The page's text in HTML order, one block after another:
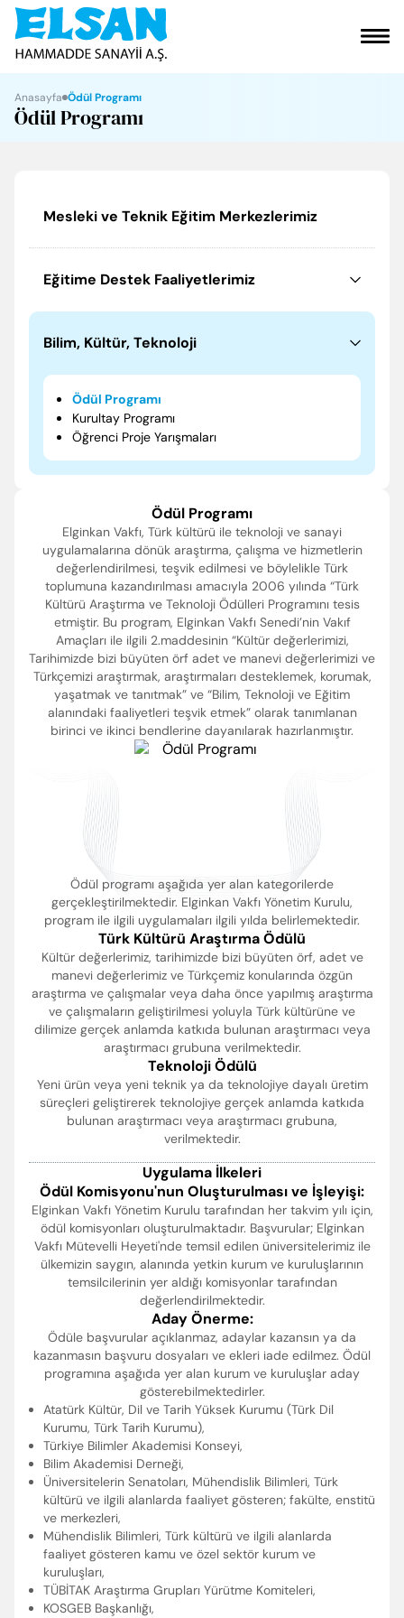
ELGİNKAN
İLETİŞİM
Anasayfa Ödül Programı
Ödül Programı
Mesleki ve Teknik Eğitim Merkezlerimiz
Eğitime Destek Faaliyetlerimiz
Bilim, Kültür, Teknoloji
Ödül Programı
Kurultay Programı
Öğrenci Proje Yarışmaları
Ödül Programı
Elginkan Vakfı, Türk kültürü ile teknoloji ve sanayi
uygulamalarına dönük araştırma, çalışma ve hizmetlerin
değerlendirilmesi, teşvik edilmesi ve böylelikle Türk
toplumuna kazandırılması amacıyla 2006 yılında “Türk
Kültürü Araştırma ve Teknoloji Ödülleri Programını tesis
etmiştir. Bu program, Elginkan Vakfı Senedi’nin Vakıf
Amaçları ile ilgili 2.maddesinin “Kültür değerlerimizi,
Tarihimizde bizi büyüten örf adet ve manevi değerlerimizi ve
Türkçemizi araştırmak, araştırmaları desteklemek, korumak,
yaşatmak ve tanıtmak” ve “Bilim, Teknoloji ve Eğitim
alanındaki faaliyetleri teşvik etmek” olarak tanımlanan
birinci ve ikinci bendlerine dayanılarak hazırlanmıştır.
Ödül programı aşağıda yer alan kategorilerde
gerçekleştirilmektedir. Elginkan Vakfı Yönetim Kurulu,
program ile ilgili uygulamaları ilgili yılda belirlemektedir.
Türk Kültürü Araştırma Ödülü
Kültür değerlerimiz, tarihimizde bizi büyüten örf, adet ve
manevi değerlerimiz ve Türkçemiz konularında özgün
araştırma ve çalışmalar veya daha önce yapılmış araştırma
ve çalışmaların geliştirilmesi yoluyla Türk kültürüne ve
dilimize gerçek anlamda katkıda bulunan araştırmacı veya
araştırmacı grubuna verilmektedir.
Teknoloji Ödülü
Yeni ürün veya yeni teknik ya da teknolojiye dayalı üretim
süreçleri geliştirerek teknolojiye gerçek anlamda katkıda
bulunan araştırmacı veya araştırmacı grubuna,
verilmektedir.
Uygulama İlkeleri
Ödül Komisyonu'nun Oluşturulması ve İşleyişi:
Elginkan Vakfı Yönetim Kurulu tarafından her takvim yılı için,
ödül komisyonları oluşturulmaktadır. Başvurular; Elginkan
Vakfı Mütevelli Heyeti'nde temsil edilen üniversitelerimiz ile
ülkemizin saygın, alanında yetkin kurum ve kuruluşlarının
temsilcilerinin yer aldığı komisyonlar tarafından
değerlendirilmektedir.
Aday Önerme:
Ödüle başvurular açıklanmaz, adaylar kazansın ya da
kazanmasın başvuru dosyaları ve ekleri iade edilmez. Ödül
programına aşağıda yer alan kurum ve kuruluşlar aday
gösterebilmektedirler.
Atatürk Kültür, Dil ve Tarih Yüksek Kurumu (Türk Dil
Kurumu, Türk Tarih Kurumu),
Türkiye Bilimler Akademisi Konseyi,
Bilim Akademisi Derneği,
Üniversitelerin Senatoları, Mühendislik Bilimleri, Türk
kültürü ve ilgili alanlarda faaliyet gösteren; fakülte, enstitü
ve merkezleri,
Mühendislik Bilimleri, Türk kültürü ve ilgili alanlarda
faaliyet gösteren kamu ve özel sektör kurum ve
kuruluşları,
TÜBİTAK Araştırma Grupları Yürütme Komiteleri,
KOSGEB Başkanlığı,